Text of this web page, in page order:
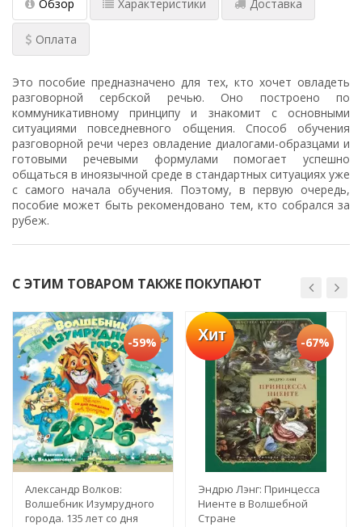
Обзор Характеристики Доставка
Оплата
Это пособие предназначено для тех, кто хочет овладеть
разговорной сербской речью. Оно построено по
коммуникативному принципу и знакомит с основными
ситуациями повседневного общения. Способ обучения
разговорной речи через овладение диалогами-образцами и
готовыми речевыми формулами помогает успешно
общаться в иноязычной среде в стандартных ситуациях уже
с самого начала обучения. Поэтому, в первую очередь,
пособие может быть рекомендовано тем, кто собрался за
рубеж.
С ЭТИМ ТОВАРОМ ТАКЖЕ ПОКУПАЮТ
-59%
Александр Волков:
Волшебник Изумрудного
города. 135 лет со дня
Хит -67%
Эндрю Лэнг: Принцесса
Ниенте в Волшебной
Стране